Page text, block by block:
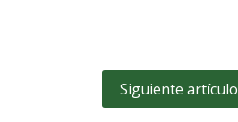
Siguiente artículo